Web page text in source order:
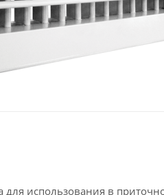
для использования в